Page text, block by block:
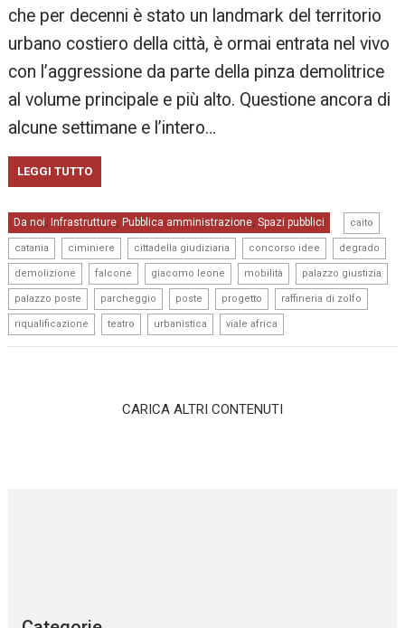
che per decenni è stato un landmark del territorio
urbano costiero della città, è ormai entrata nel vivo
con l’aggressione da parte della pinza demolitrice
al volume principale e più alto. Questione ancora di
alcune settimane e l’intero…
LEGGI TUTTO
Da noi, Infrastrutture, Pubblica amministrazione,Spazi pubblici caito
catania ciminiere cittadella giudiziaria concorso idee degrado
demolizione falcone giacomo leone mobilità palazzo giustizia
palazzo poste parcheggio poste progetto raffineria di zolfo
riqualificazione teatro urbanistica viale africa
CARICA ALTRI CONTENUTI